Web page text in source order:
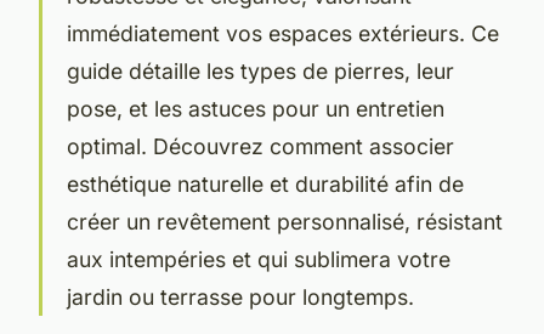
immédiatement vos espaces extérieurs. Ce
guide détaille les types de pierres, leur
pose, et les astuces pour un entretien
optimal. Découvrez comment associer
esthétique naturelle et durabilité afin de
créer un revêtement personnalisé, résistant
aux intempéries et qui sublimera votre
jardin ou terrasse pour longtemps.